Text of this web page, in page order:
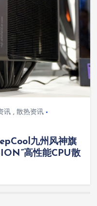
讯 ,散热资讯
九州风神旗
高性能CPU散